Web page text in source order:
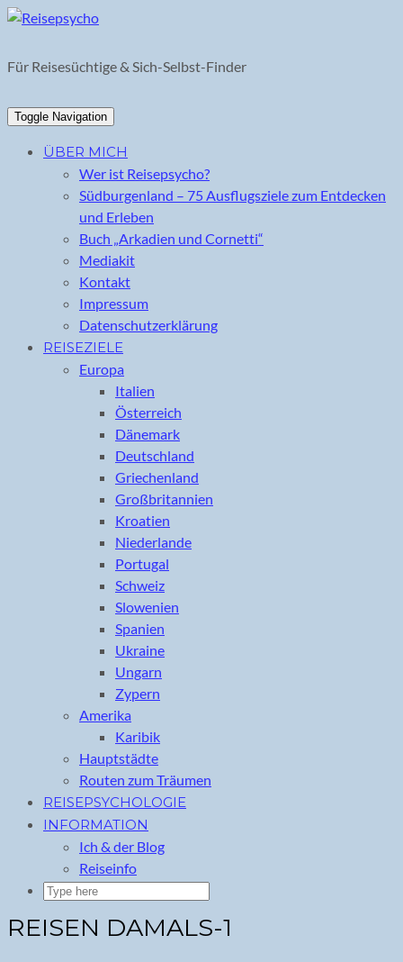
Skip
content
Für Reisesüchtige & Sich-Selbst-Finder
Toggle Navigation
ÜBER MICH
Wer ist Reisepsycho?
Südburgenland – 75 Ausflugsziele zum Entdecken
und Erleben
Buch „Arkadien und Cornetti“
Mediakit
Kontakt
Impressum
Datenschutzerklärung
REISEZIELE
Europa
Italien
Österreich
Dänemark
Deutschland
Griechenland
Großbritannien
Kroatien
Niederlande
Portugal
Schweiz
Slowenien
Spanien
Ukraine
Ungarn
Zypern
Amerika
Karibik
Hauptstädte
Routen zum Träumen
REISEPSYCHOLOGIE
INFORMATION
Ich & der Blog
Reiseinfo
REISEN DAMALS-1